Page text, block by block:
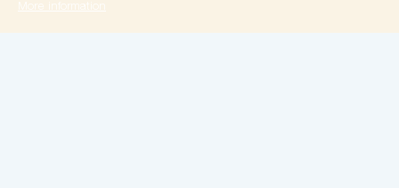
More information